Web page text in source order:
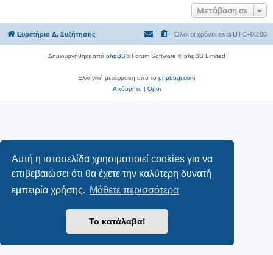
Αυτή η ιστοσελίδα χρησιμοποιεί cookies για να
επιβεβαιώσει ότι θα έχετε την καλύτερη δυνατή
εμπειρία χρήσης. Μάθετε περισσότερα
Το κατάλαβα!
Μετάβαση σε
Ευρετήριο Δ. Συζήτησης Όλοι οι χρόνοι είναι UTC+03:00
Δημιουργήθηκε από phpBB® Forum Software © phpBB Limited
Ελληνική μετάφραση από το phpbbgr.com
Απόρρητο|Όροι